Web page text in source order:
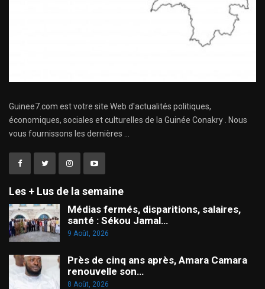
Guinee7.com est votre site Web d'actualités politiques,
économiques, sociales et culturelles de la Guinée Conakry . Nous
vous fournissons les dernières ...
Les + Lus de la semaine
Médias fermés, disparitions, salaires,
santé : Sékou Jamal…
9 Août, 2026
Près de cinq ans après, Amara Camara
renouvelle son…
8 Août, 2026